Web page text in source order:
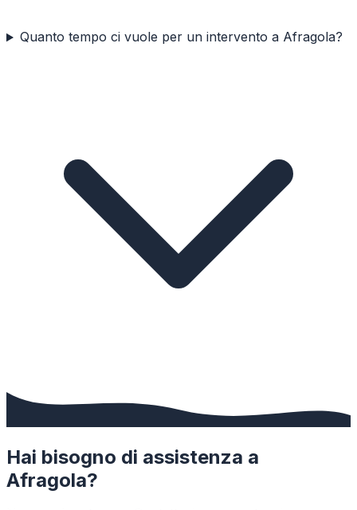
Quanto tempo ci vuole per un intervento a Afragola?
Hai bisogno di assistenza a
Afragola?